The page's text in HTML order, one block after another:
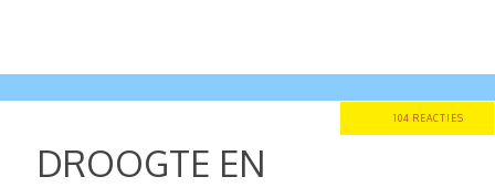
104 REACTIES
DROOGTE EN